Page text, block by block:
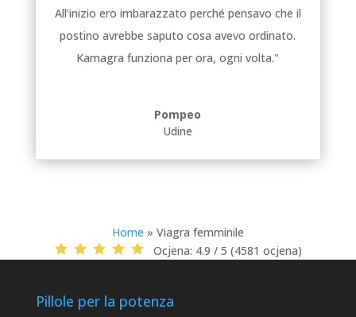
All’inizio ero imbarazzato perché pensavo che il
postino avrebbe saputo cosa avevo ordinato.
Kamagra funziona per ora, ogni volta."
Pompeo
Udine
Home » Viagra femminile
Ocjena: 4.9 / 5 (4581 ocjena)
Pillole per la potenza